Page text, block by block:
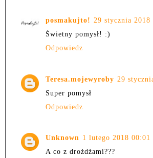
posmakujto! 29 stycznia 2018
Świetny pomysł! :)
Odpowiedz
Teresa.mojewyroby 29
Super pomysł
Odpowiedz
Unknown 1 lutego 2018 00:01
A co z drożdżami???